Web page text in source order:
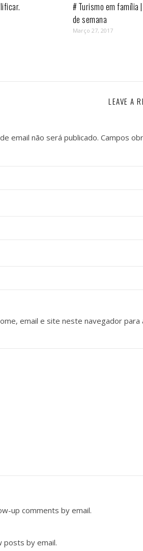
# Turismo em família
de semana
Março 27, 2017
LEAVE A
email não será publicado. Campos
email e site neste navegador
up comments by email.
posts by email.